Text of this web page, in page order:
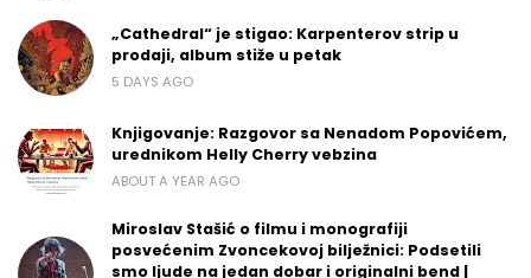
„Cathedral“ je stigao: Karpenterov strip u
prodaji, album stiže u petak
5 DAYS AGO
Knjigovanje: Razgovor sa Nenadom Popovićem,
urednikom Helly Cherry vebzina
ABOUT A YEAR AGO
Miroslav Stašić o filmu i monografiji
posvećenim Zvoncekovoj bilježnici: Podsetili
smo ljude na jedan dobar i originalni bend |